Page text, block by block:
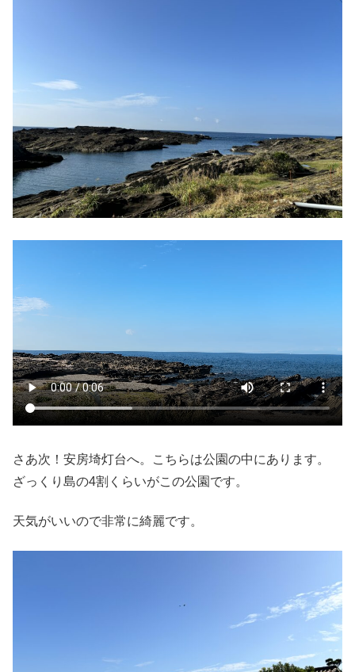
さあ次！安房埼灯台へ。こちらは公園の中にあります。
ざっくり島の4割くらいがこの公園です。
天気がいいので非常に綺麗です。